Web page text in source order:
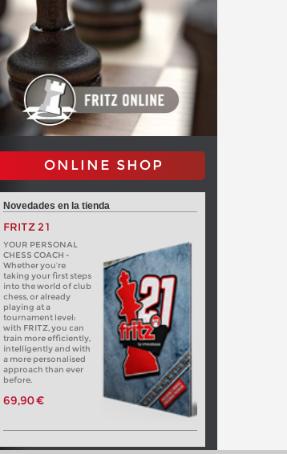
ONLINE SHOP
Novedades en la tienda
FRITZ 21
YOUR PERSONAL
CHESS COACH -
Whether you’re
taking your first steps
into the world of club
chess, or already
playing at a
tournament level:
with FRITZ, you can
train more efficiently,
intelligently and with
a more personalised
approach than ever
before.
69,90 €